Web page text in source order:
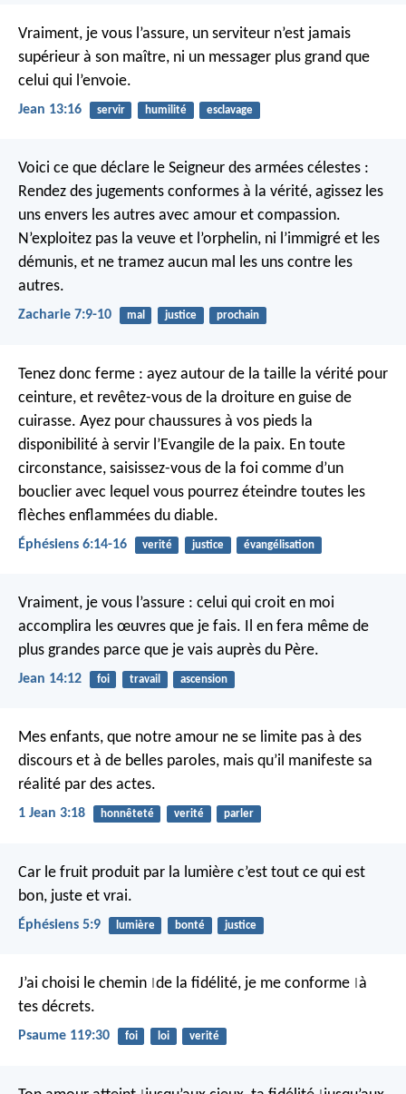
Vraiment, je vous l’assure, un serviteur n’est jamais
supérieur à son maître, ni un messager plus grand que
celui qui l’envoie.
Jean 13:16 servir humilité esclavage
Voici ce que déclare le Seigneur des armées célestes :
Rendez des jugements conformes à la vérité, agissez les
uns envers les autres avec amour et compassion.
N’exploitez pas la veuve et l’orphelin, ni l’immigré et les
démunis, et ne tramez aucun mal les uns contre les
autres.
Zacharie 7:9-10 mal justice prochain
Tenez donc ferme : ayez autour de la taille la vérité pour
ceinture, et revêtez-vous de la droiture en guise de
cuirasse. Ayez pour chaussures à vos pieds la
disponibilité à servir l’Evangile de la paix. En toute
circonstance, saisissez-vous de la foi comme d’un
bouclier avec lequel vous pourrez éteindre toutes les
flèches enflammées du diable.
Éphésiens 6:14-16 verité justice évangélisation
Vraiment, je vous l’assure : celui qui croit en moi
accomplira les œuvres que je fais. Il en fera même de
plus grandes parce que je vais auprès du Père.
Jean 14:12 foi travail ascension
Mes enfants, que notre amour ne se limite pas à des
discours et à de belles paroles, mais qu’il manifeste sa
réalité par des actes.
1 Jean 3:18 honnêteté verité parler
Car le fruit produit par la lumière c’est tout ce qui est
bon, juste et vrai.
Éphésiens 5:9 lumière bonté justice
J’ai choisi le chemin de la fidélité, je me conforme à
tes décrets.
Psaume 119:30 foi loi verité